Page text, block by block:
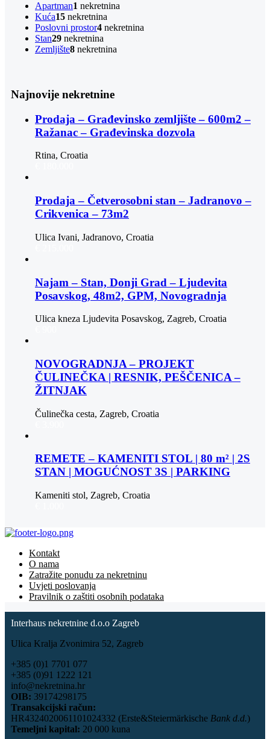
Apartman1 nekretnina
Kuća15 nekretnina
Poslovni prostor4 nekretnina
Stan29 nekretnina
Zemljište8 nekretnina
Najnovije nekretnine
Prodaja – Građevinsko zemljište – 600m2 –
Ražanac – Građevinska dozvola
Rtina, Croatia
Prodaja – Četverosobni stan – Jadranovo –
Crikvenica – 73m2
Ulica Ivani, Jadranovo, Croatia
Najam – Stan, Donji Grad – Ljudevita
Posavskog, 48m2, GPM, Novogradnja
Ulica kneza Ljudevita Posavskog, Zagreb, Croatia
NOVOGRADNJA – PROJEKT
ČULINEČKA | RESNIK, PEŠČENICA –
ŽITNJAK
Čulinečka cesta, Zagreb, Croatia
REMETE – KAMENITI STOL | 80 m² | 2S
STAN | MOGUĆNOST 3S | PARKING
Kameniti stol, Zagreb, Croatia
Kontakt
O nama
Zatražite ponudu za nekretninu
Uvjeti poslovanja
Pravilnik o zaštiti osobnih podataka
Interhaus nekretnine d.o.o Zagreb
Ulica Kralja Zvonimira 52, Zagreb
+385 (0)1 7701 077
+385 (0)91 1222 121
info@nekretnina.hr
OIB: 39174298175
Transakcijski račun:
HR4324020061101024332 (Erste&Steiermärkische Bank d.d.)
Temeljni kapital: 20 000 kuna